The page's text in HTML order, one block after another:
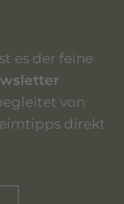
es der feine
von
direkt